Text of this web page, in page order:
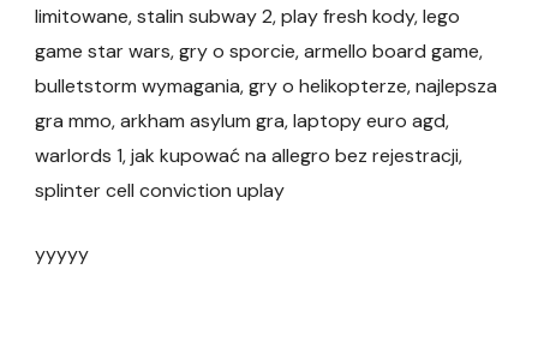
limitowane, stalin subway 2, play fresh kody, lego
game star wars, gry o sporcie, armello board game,
bulletstorm wymagania, gry o helikopterze, najlepsza
gra mmo, arkham asylum gra, laptopy euro agd,
warlords 1, jak kupować na allegro bez rejestracji,
splinter cell conviction uplay
yyyyy